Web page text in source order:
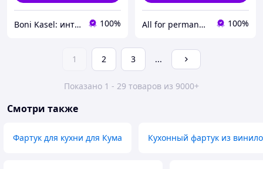
Boni Kasel: интернет-магазин профессиональной косметики для депиляции та боди-арту 100% All for permanent make-up 100%
1 2 3 ...
Показано 1 - 29 товаров из 9000+
Смотри также
Фартук для кухни для Кума Кухонный фартук из